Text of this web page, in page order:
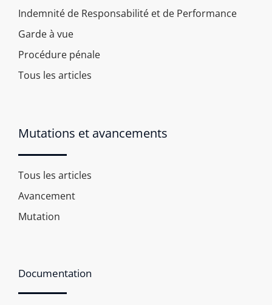
Indemnité de Responsabilité et de Performance
Garde à vue
Procédure pénale
Tous les articles
Mutations et avancements
Tous les articles
Avancement
Mutation
Documentation